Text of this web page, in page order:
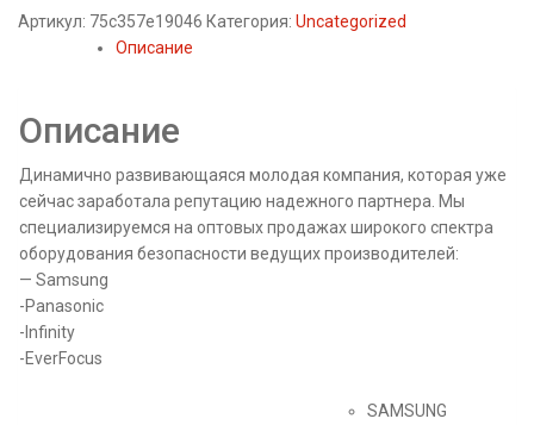
Артикул: 75c357e19046 Категория: Uncategorized
Описание
Описание
Динамично развивающаяся молодая компания, которая уже
сейчас заработала репутацию надежного партнера. Мы
специализируемся на оптовых продажах широкого спектра
оборудования безопасности ведущих производителей:
— Samsung
-Panasonic
-Infinity
-EverFocus
SAMSUNG